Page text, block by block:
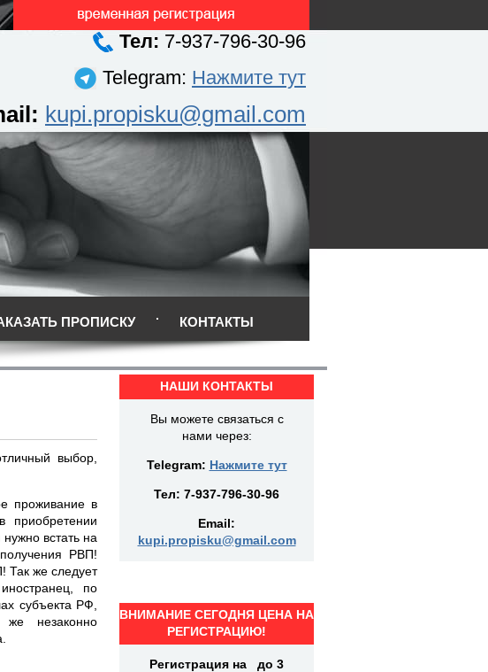
Тел: 7-937-796-30-96
Telegram: Нажмите тут
kupi.propisku@gmail.com
ПРОПИСКУ КОНТАКТЫ
выбор,
проживание в
встать на
РВП!
Так же следует
по
субъекта РФ,
незаконно
НАШИ КОНТАКТЫ
Вы можете связаться с
нами через:
Telegram: Нажмите тут
Тел: 7-937-796-30-96
Email:
kupi.propisku@gmail.com
ВНИМАНИЕ СЕГОДНЯ ЦЕНА НА
РЕГИСТРАЦИЮ!
Регистрация на до 3